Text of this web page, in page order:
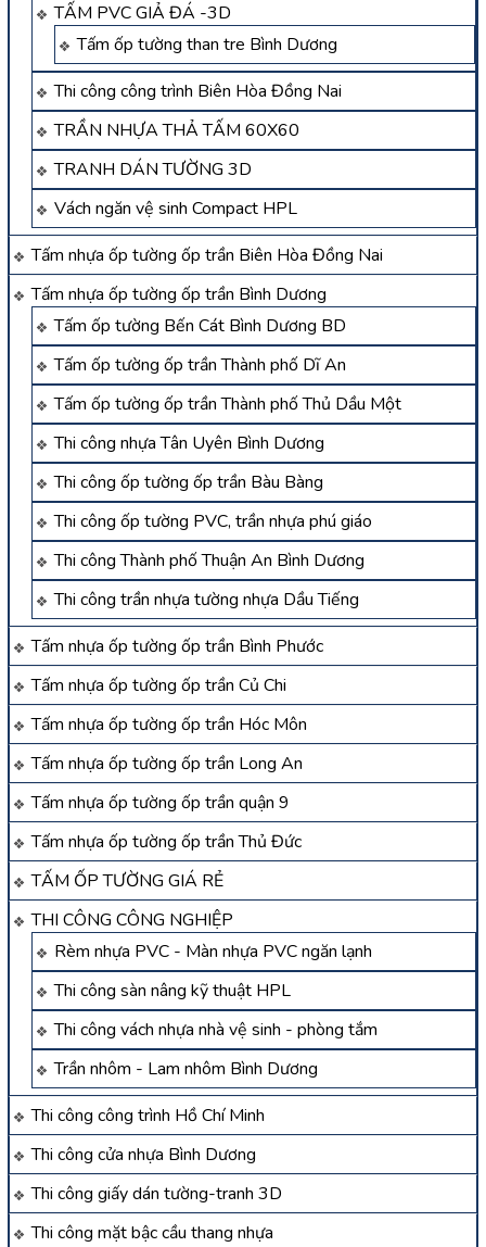
TẤM PVC GIẢ ĐÁ -3D
Tấm ốp tường than tre Bình Dương
Thi công công trình Biên Hòa Đồng Nai
TRẦN NHỰA THẢ TẤM 60X60
TRANH DÁN TƯỜNG 3D
Vách ngăn vệ sinh Compact HPL
Tấm nhựa ốp tường ốp trần Biên Hòa Đồng Nai
Tấm nhựa ốp tường ốp trần Bình Dương
Tấm ốp tường Bến Cát Bình Dương BD
Tấm ốp tường ốp trần Thành phố Dĩ An
Tấm ốp tường ốp trần Thành phố Thủ Dầu Một
Thi công nhựa Tân Uyên Bình Dương
Thi công ốp tường ốp trần Bàu Bàng
Thi công ốp tường PVC, trần nhựa phú giáo
Thi công Thành phố Thuận An Bình Dương
Thi công trần nhựa tường nhựa Dầu Tiếng
Tấm nhựa ốp tường ốp trần Bình Phước
Tấm nhựa ốp tường ốp trần Củ Chi
Tấm nhựa ốp tường ốp trần Hóc Môn
Tấm nhựa ốp tường ốp trần Long An
Tấm nhựa ốp tường ốp trần quận 9
Tấm nhựa ốp tường ốp trần Thủ Đức
TẤM ỐP TƯỜNG GIÁ RẺ
THI CÔNG CÔNG NGHIỆP
Rèm nhựa PVC - Màn nhựa PVC ngăn lạnh
Thi công sàn nâng kỹ thuật HPL
Thi công vách nhựa nhà vệ sinh - phòng tắm
Trần nhôm - Lam nhôm Bình Dương
Thi công công trình Hồ Chí Minh
Thi công cửa nhựa Bình Dương
Thi công giấy dán tường-tranh 3D
Thi công mặt bậc cầu thang nhựa